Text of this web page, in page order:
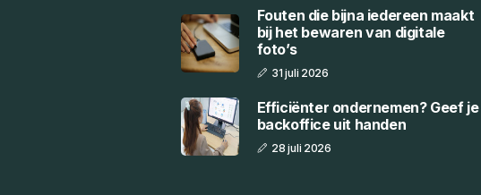
Fouten die bijna iedereen maakt
bij het bewaren van digitale
foto’s
31 juli 2026
Efficiënter ondernemen? Geef je
backoffice uit handen
28 juli 2026